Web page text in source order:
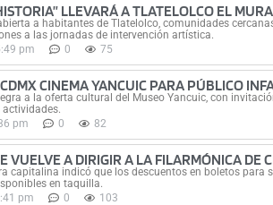
LLEVARÁ A TLATELOLCO EL
a habitantes de Tlatelolco, comunidades
a las jornadas de intervención artística.
pm 0 75
CINEMA YANCUIC PARA PÚBLICO
a la oferta cultural del Museo Yancuic, con
pm 0 82
VUELVE A DIRIGIR A LA FILARMÓNICA DE
capitalina indicó que los descuentos en boletos para
en taquilla.
pm 0 103